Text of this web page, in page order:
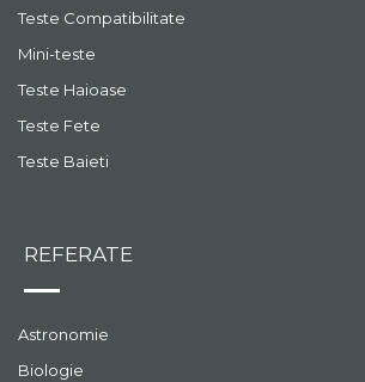
Teste Compatibilitate
Mini-teste
Teste Haioase
Teste Fete
Teste Baieti
REFERATE
Astronomie
Biologie